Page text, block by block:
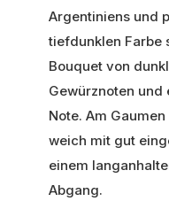
Argentiniens und
tiefdunklen Farbe
Bouquet von
Gewürznoten und
Note. Am
weich mit gut
einem
Abgang.